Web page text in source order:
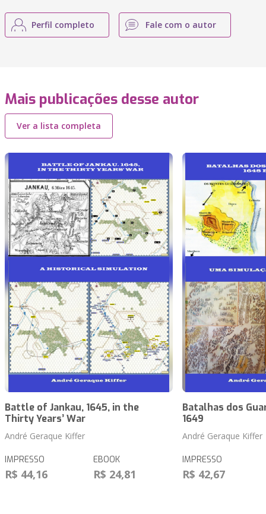
Perfil completo Fale com o autor
Mais publicações desse autor
Ver a lista completa
Battle of Jankau, 1645, in the
Thirty Years’ War
André Geraque Kiffer
IMPRESSO
R$ 44,16
EBOOK
R$ 24,81
Batalhas dos
1649
André Geraque Kiffer
IMPRESSO
R$ 42,67